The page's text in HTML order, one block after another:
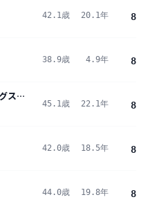
42.1歳 20.1年 895
38.9歳 4.9年 886
東京電力ホールディングス株式会社
45.1歳 22.1年 883
42.0歳 18.5年 874
44.0歳 19.8年 873